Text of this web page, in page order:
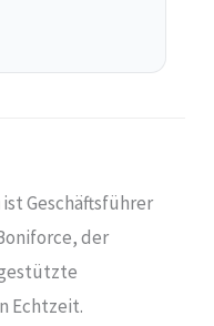
ist Geschäftsführer
, der
Echtzeit.